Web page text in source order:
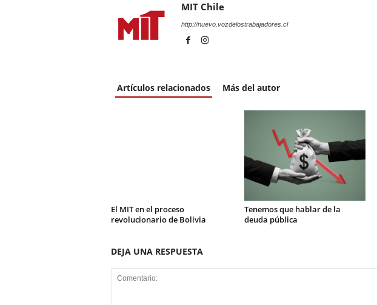
MIT Chile
http://nuevo.vozdelostrabajadores.cl
Artículos relacionados Más del autor
El MIT en el proceso
revolucionario de Bolivia
Tenemos que hablar de la
deuda pública
DEJA UNA RESPUESTA